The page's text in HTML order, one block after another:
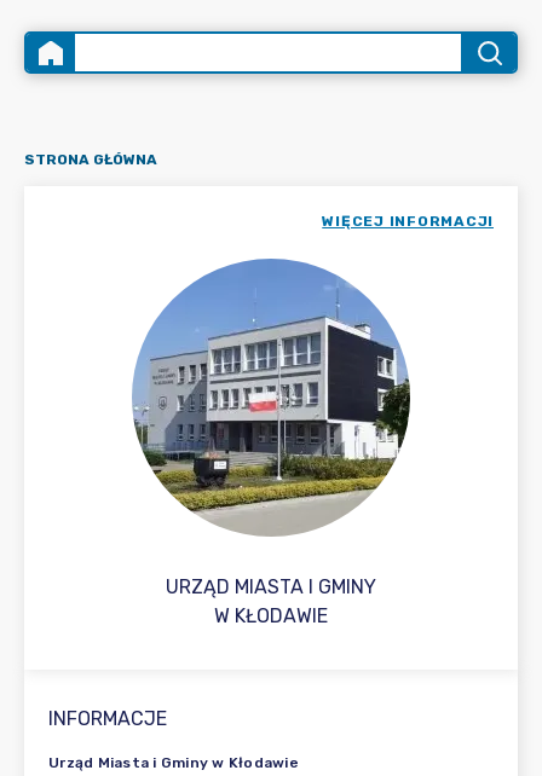
STRONA GŁÓWNA
URZĄD MIASTA I GMINY
WIĘCEJ INFORMACJI
W KŁODAWIE
INFORMACJE
Urząd Miasta i Gminy w Kłodawie